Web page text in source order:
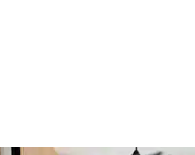
4.92 de 5, 49 reseñas